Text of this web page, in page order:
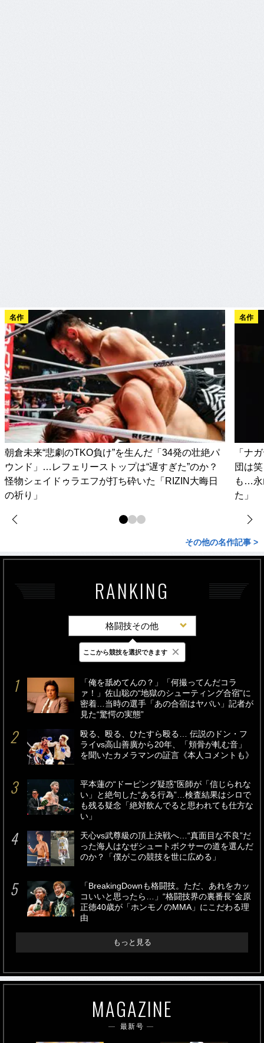
名作
朝倉未来“悲劇のTKO負け”を生んだ「34発の壮絶パ
ウンド」…レフェリーストップは“遅すぎた”のか？
怪物シェイドゥラエフが打ち砕いた「RIZIN大晦日
の祈り」
名作
「ナ
団は
も…永
た」
その他の名作記事 >
RANKING
格闘技その他
最新 24時間 週間
「俺を舐めてんの？」「何撮ってんだコラ
ァ！」佐山聡の“地獄のシューティング合宿”に
密着…当時の選手「あの合宿はヤバい」記者が
見た“驚愕の実態”
殴る、殴る、ひたすら殴る… 伝説のドン・フ
ライvs高山善廣から20年、「頬骨が軋む音」
を聞いたカメラマンの証言《本人コメントも》
平本蓮の“ドーピング疑惑”医師が「信じられな
い」と絶句した“ある行為”…検査結果はシロで
も残る疑念「絶対飲んでると思われても仕方な
い」
天心vs武尊級の頂上決戦へ…“真面目な不良”だ
った海人はなぜシュートボクサーの道を選んだ
のか？「僕がこの競技を世に広める」
「BreakingDownも格闘技。ただ、あれをカッ
コいいと思ったら…」“格闘技界の裏番長”金原
正徳40歳が「ホンモノのMMA」にこだわる理
由
もっと見る
MAGAZINE
最新号
ここから競技を選択できます ×